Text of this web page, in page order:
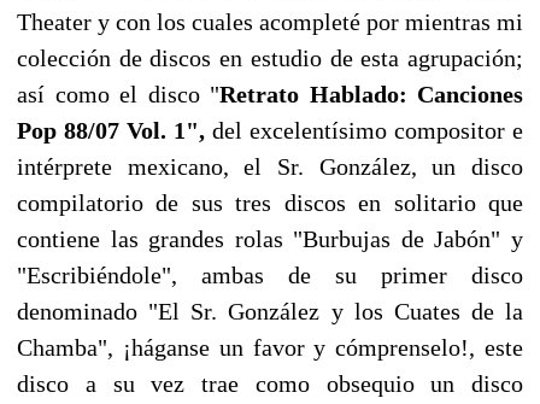
Theater y con los cuales acompleté por mientras mi
colección de discos en estudio de esta agrupación;
así como el disco "Retrato Hablado: Canciones
Pop 88/07 Vol. 1", del excelentísimo compositor e
intérprete mexicano, el Sr. González, un disco
compilatorio de sus tres discos en solitario que
contiene las grandes rolas "Burbujas de Jabón" y
"Escribiéndole", ambas de su primer disco
denominado "El Sr. González y los Cuates de la
Chamba", ¡háganse un favor y cómprenselo!, este
disco a su vez trae como obsequio un disco